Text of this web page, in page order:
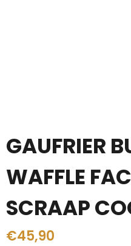
GAUFRIER
WAFFLE
SCRAAP
€45,90